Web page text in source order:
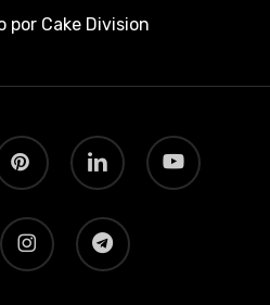
porCake Division
linkedin youtube
instagram telegram